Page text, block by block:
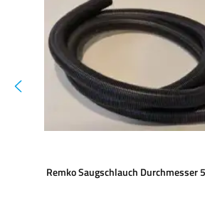
Remko Saugschlauch Durchmesser